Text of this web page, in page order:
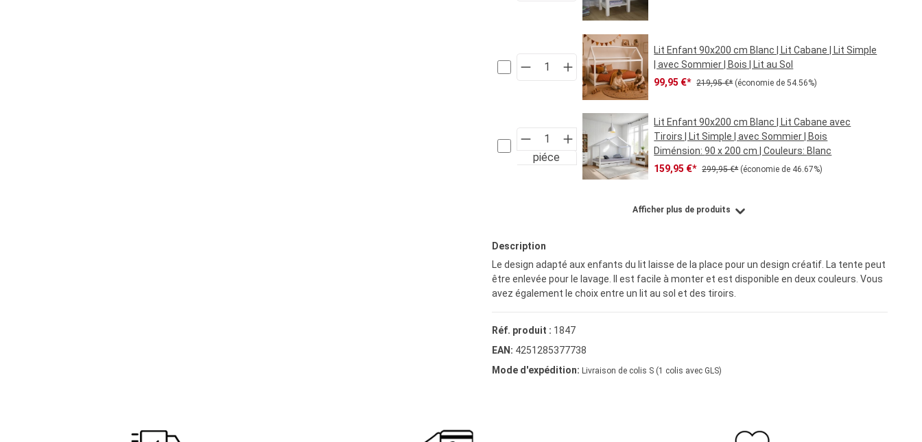
Lit Enfant 90x200 cm Blanc | Lit Cabane | Lit Simple
| avec Sommier | Bois | Lit au Sol
Prix de vente :
99,95 €* Prix régulier :
219,95 €* (économie de 54.56%)
piéce
Lit Enfant 90x200 cm Blanc | Lit Cabane avec
Tiroirs | Lit Simple | avec Sommier | Bois
Diménsion:90 x 200 cm | Couleurs: Blanc
Prix de vente :
159,95 €* Prix régulier :
299,95 €* (économie de 46.67%)
Afficher plus de produits
Description
Le design adapté aux enfants du lit laisse de la place pour un design créatif. La tente peut
être enlevée pour le lavage. Il est facile à monter et est disponible en deux couleurs. Vous
avez également le choix entre un lit au sol et des tiroirs.
Réf. produit : 1847
EAN: 4251285377738
Mode d'expédition: Livraison de colis S (1 colis avec GLS)